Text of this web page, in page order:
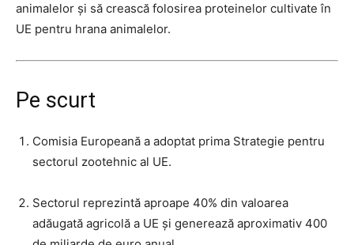
animalelor și să crească folosirea proteinelor cultivate în
UE pentru hrana animalelor.
Pe scurt
Comisia Europeană a adoptat prima Strategie pentru
sectorul zootehnic al UE.
Sectorul reprezintă aproape 40% din valoarea
adăugată agricolă a UE și generează aproximativ 400